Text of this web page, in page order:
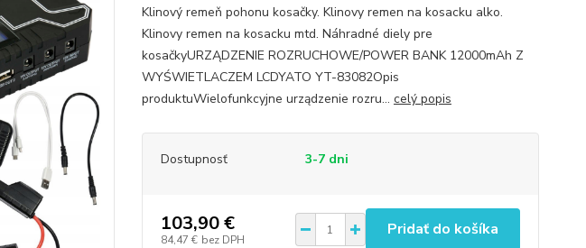
Klinový remeň pohonu kosačky. Klinovy remen na kosacku alko.
Klinovy remen na kosacku mtd. Náhradné diely pre
kosačkyURZĄDZENIE ROZRUCHOWE/POWER BANK 12000mAh Z
WYŚWIETLACZEM LCDYATO YT-83082Opis
produktuWielofunkcyjne urządzenie rozru... celý popis
Dostupnosť 3-7 dni
103,90 €
84,47 € bez DPH
Pridať do košíka